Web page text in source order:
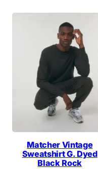
Matcher Vintage
Sweatshirt G. Dyed
Black Rock